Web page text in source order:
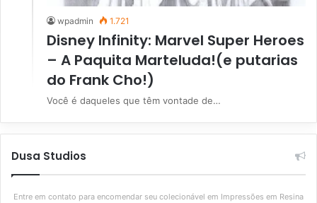
wpadmin 1.721
Disney Infinity: Marvel Super Heroes
– A Paquita Marteluda!(e putarias
do Frank Cho!)
Você é daqueles que têm vontade de…
Dusa Studios
Entre em contato para encomendar seu colecionável em Impressões em Resina